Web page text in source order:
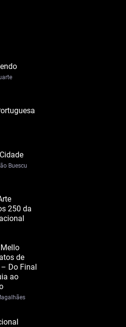
Buescu
250 da
de
Do Final
ao